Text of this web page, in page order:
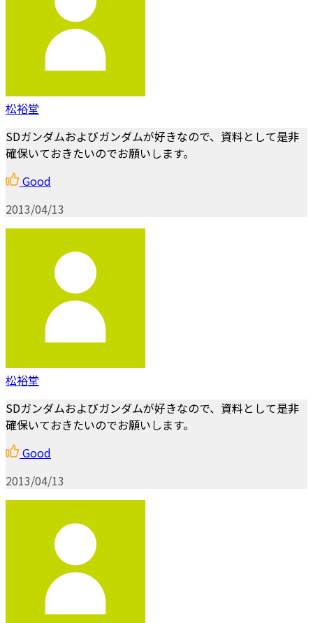
松裕堂
SDガンダムおよびガンダムが好きなので、資料として是非
確保いておきたいのでお願いします。
Good
2013/04/13
松裕堂
SDガンダムおよびガンダムが好きなので、資料として是非
確保いておきたいのでお願いします。
Good
2013/04/13